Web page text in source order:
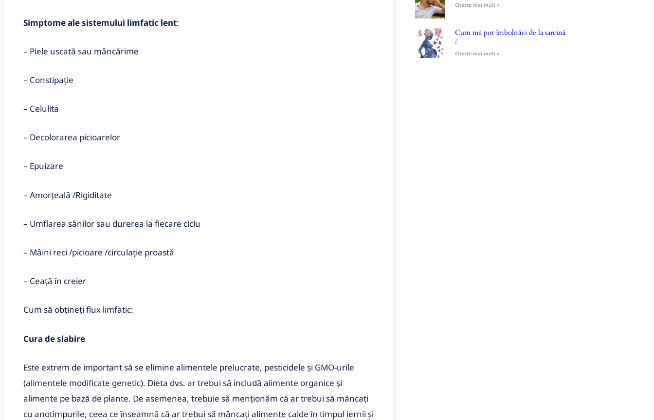
Simptome ale sistemului limfatic lent:
– Piele uscată sau mâncărime
– Constipație
– Celulita
– Decolorarea picioarelor
– Epuizare
– Amorțeală /Rigiditate
– Umflarea sânilor sau durerea la fiecare ciclu
– Mâini reci /picioare /circulație proastă
– Ceață în creier
Cum să obțineți flux limfatic:
Cura de slabire
Este extrem de important să se elimine alimentele prelucrate, pesticidele și GMO-urile
(alimentele modificate genetic). Dieta dvs. ar trebui să includă alimente organice și
alimente pe bază de plante. De asemenea, trebuie să menționăm că ar trebui să măncați
cu anotimpurile, ceea ce înseamnă că ar trebui să mâncați alimente calde în timpul iernii și
Citeste mai mult »
Cum mă pot îmbolnăvi de la sarcină
?
Citeste mai mult »